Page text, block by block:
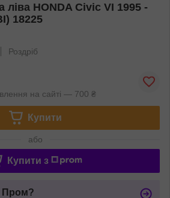
ліва HONDA Civic VI 1995 -
18225
Роздріб
на сайті — 700 ₴
Купити
або
Купити з
Пром?